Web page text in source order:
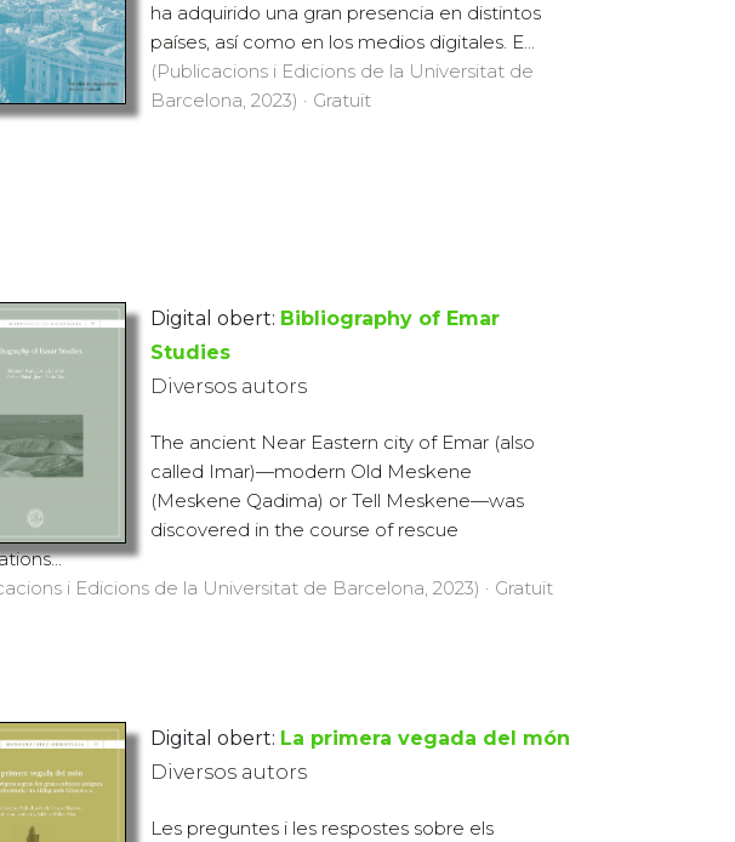
ha adquirido una gran presencia en distintos
países, así como en los medios digitales. E...
(Publicacions i Edicions de la Universitat de
Barcelona, 2023) · Gratuït
Digital obert: Bibliography of Emar
Studies
Diversos autors
The ancient Near Eastern city of Emar (also
called Imar)—modern Old Meskene
(Meskene Qadima) or Tell Meskene—was
discovered in the course of rescue
i Edicions de la Universitat de Barcelona, 2023) · Gratuït
Digital obert: La primera vegada del món
Diversos autors
Les preguntes i les respostes sobre els